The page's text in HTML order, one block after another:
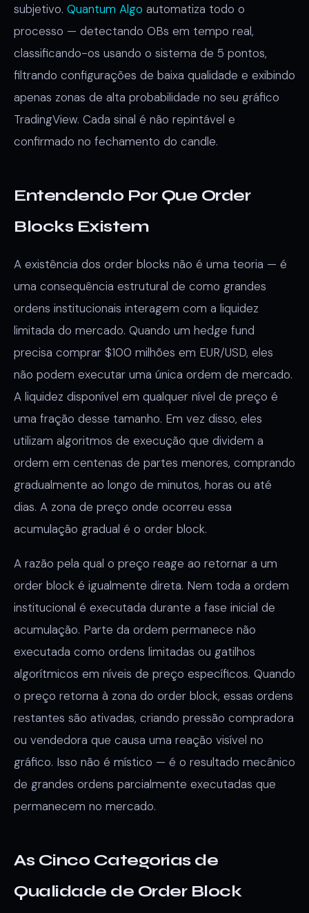
subjetivo. Quantum Algo automatiza todo o
processo — detectando OBs em tempo real,
classificando-os usando o sistema de 5 pontos,
filtrando configurações de baixa qualidade e exibindo
apenas zonas de alta probabilidade no seu gráfico
TradingView. Cada sinal é não repintável e
confirmado no fechamento do candle.
Entendendo Por Que Order
Blocks Existem
A existência dos order blocks não é uma teoria — é
uma consequência estrutural de como grandes
ordens institucionais interagem com a liquidez
limitada do mercado. Quando um hedge fund
precisa comprar $100 milhões em EUR/USD, eles
não podem executar uma única ordem de mercado.
A liquidez disponível em qualquer nível de preço é
uma fração desse tamanho. Em vez disso, eles
utilizam algoritmos de execução que dividem a
ordem em centenas de partes menores, comprando
gradualmente ao longo de minutos, horas ou até
dias. A zona de preço onde ocorreu essa
acumulação gradual é o order block.
A razão pela qual o preço reage ao retornar a um
order block é igualmente direta. Nem toda a ordem
institucional é executada durante a fase inicial de
acumulação. Parte da ordem permanece não
executada como ordens limitadas ou gatilhos
algorítmicos em níveis de preço específicos. Quando
o preço retorna à zona do order block, essas ordens
restantes são ativadas, criando pressão compradora
ou vendedora que causa uma reação visível no
gráfico. Isso não é místico — é o resultado mecânico
de grandes ordens parcialmente executadas que
permanecem no mercado.
As Cinco Categorias de
Qualidade de Order Block